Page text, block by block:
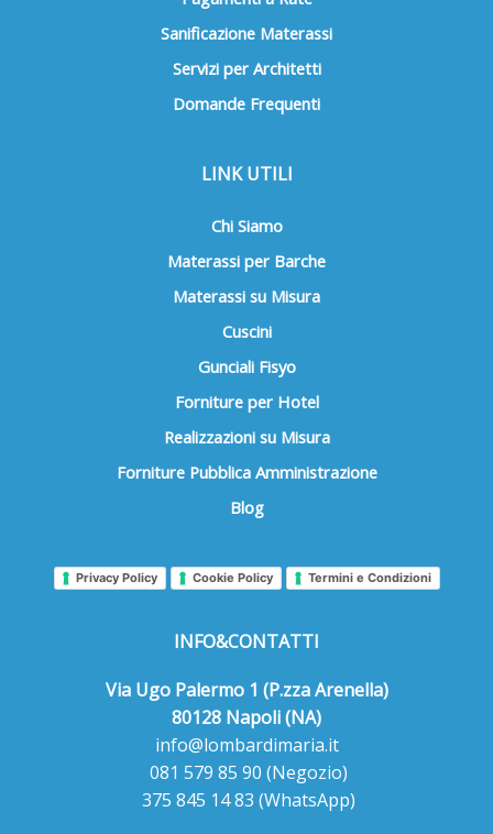
Sanificazione Materassi
Servizi per Architetti
Domande Frequenti
LINK UTILI
Chi Siamo
Materassi per Barche
Materassi su Misura
Cuscini
Gunciali Fisyo
Forniture per Hotel
Realizzazioni su Misura
Forniture Pubblica Amministrazione
Blog
Privacy Policy Cookie Policy Termini e Condizioni
INFO&CONTATTI
Via Ugo Palermo 1 (P.zza Arenella)
80128 Napoli (NA)
info@lombardimaria.it
081 579 85 90 (Negozio)
375 845 14 83 (WhatsApp)